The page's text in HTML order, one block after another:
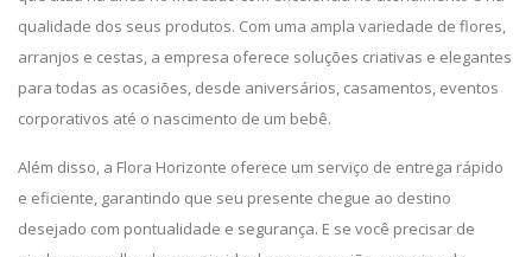
qualidade dos seus produtos. Com uma ampla variedade de flores,
arranjos e cestas, a empresa oferece soluções criativas e elegantes
para todas as ocasiões, desde aniversários, casamentos, eventos
corporativos até o nascimento de um bebê.
Além disso, a Flora Horizonte oferece um serviço de entrega rápido
e eficiente, garantindo que seu presente chegue ao destino
desejado com pontualidade e segurança. E se você precisar de